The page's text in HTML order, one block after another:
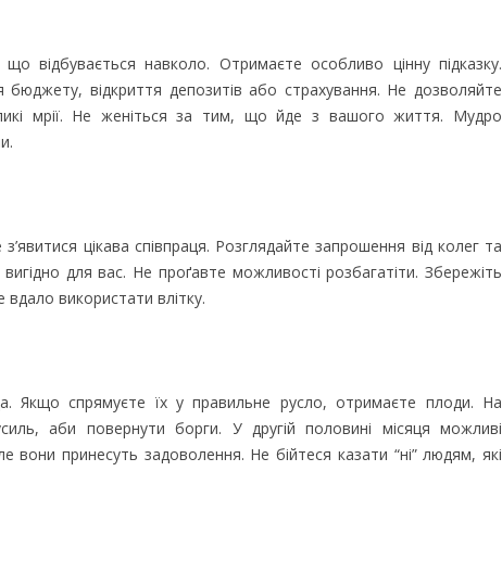
відбувається навколо. Отримаєте особливо цінну підказку.
бюджету, відкриття депозитів або страхування. Не дозволяйте
мрії. Не женіться за тим, що йде з вашого життя. Мудро
цікава співпраця. Розглядайте запрошення від колег та
для вас. Не проґавте можливості розбагатіти. Збережіть
вдало використати влітку.
Якщо спрямуєте їх у правильне русло, отримаєте плоди. На
аби повернути борги. У другій половині місяця можливі
вони принесуть задоволення. Не бійтеся казати “ні” людям, які